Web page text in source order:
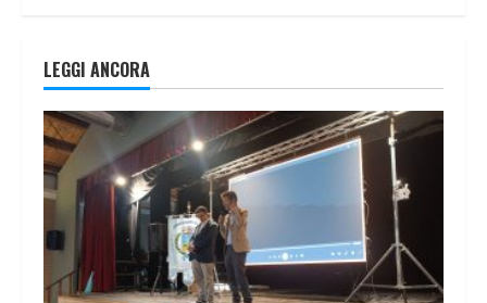
LEGGI ANCORA